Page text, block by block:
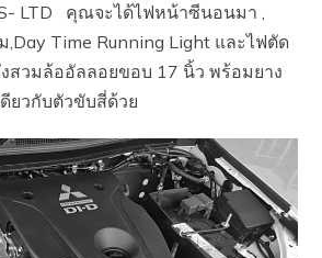
LTD คุณจะได้ไฟหน้าซีนอนมา ,
,Day Time Running Light และไฟตัด
สวมล้ออัลลอยขอบ 17 นิ้ว พร้อมยาง
ยวกับตัวขับสี่ด้วย